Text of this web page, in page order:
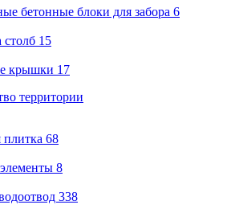
бетонные блоки для забора 6
столб 15
крышки 17
территории
плитка 68
8
338